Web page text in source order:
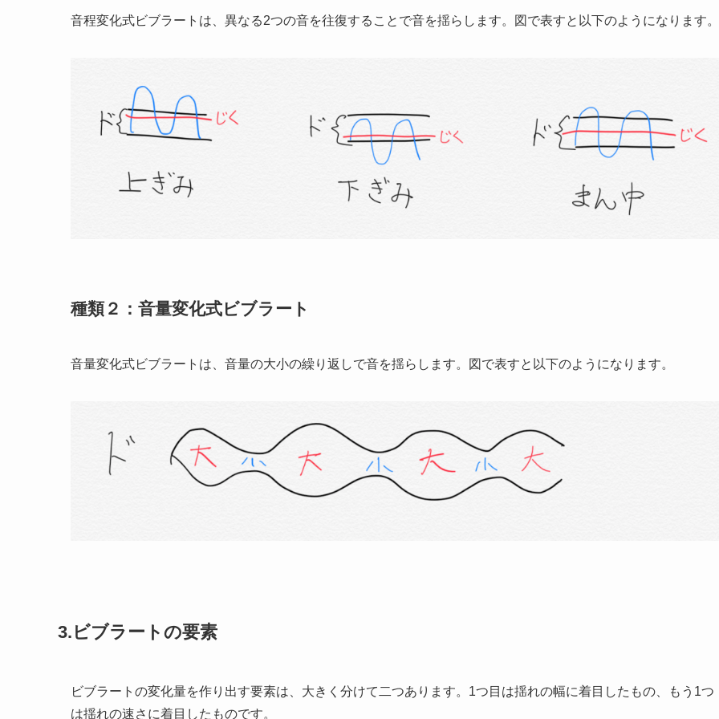
音程変化式ビブラートは、異なる2つの音を往復することで音を揺らします。図で表すと以下のようになります。
種類２：音量変化式ビブラート
音量変化式ビブラートは、音量の大小の繰り返しで音を揺らします。図で表すと以下のようになります。
3.ビブラートの要素
ビブラートの変化量を作り出す要素は、大きく分けて二つあります。1つ目は揺れの幅に着目したもの、もう1つ
は揺れの速さに着目したものです。